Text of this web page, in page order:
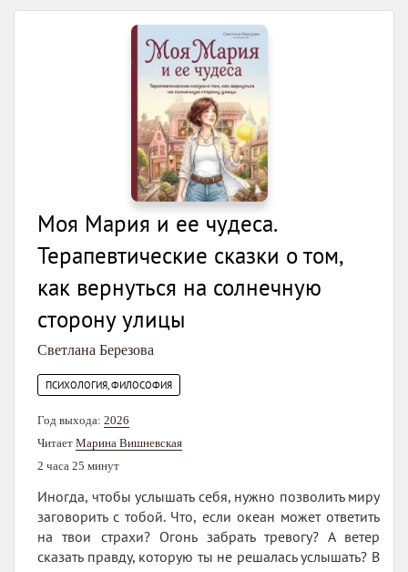
Моя Мария и ее чудеса.
Терапевтические сказки о том,
как вернуться на солнечную
сторону улицы
Светлана Березова
ПСИХОЛОГИЯ, ФИЛОСОФИЯ
Год выхода: 2026
Читает Марина Вишневская
2 часа 25 минут
Иногда, чтобы услышать себя, нужно позволить миру
заговорить с тобой. Что, если океан может ответить
на твои страхи? Огонь забрать тревогу? А ветер
сказать правду, которую ты не решалась услышать? В